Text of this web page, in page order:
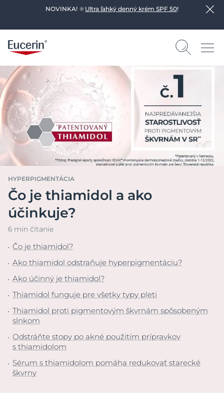
NOVINKA! 🔆 Ultra ľahký denný krém SPF 50!
HYPERPIGMENTÁCIA
Čo je thiamidol a ako
účinkuje?
6 min čítanie
Čo je thiamidol?
Ako thiamidol odstraňuje hyperpigmentáciu?
Ako účinný je thiamidol?
Thiamidol funguje pre všetky typy pleti
Thiamidol proti pigmentovým škvrnám spôsobeným
slnkom
Odstráňte stopy po akné použitím prípravkov
s thiamidolom
Sérum s thiamidolom pomáha redukovať starecké
škvrny